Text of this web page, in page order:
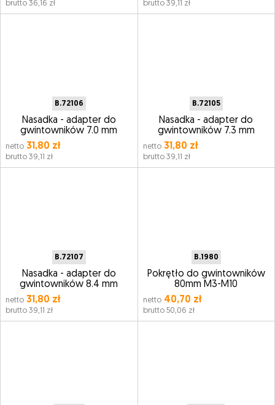
brutto 36,16 zł brutto 39,11 zł
B.72106
Nasadka - adapter do
gwintowników 7.0 mm
netto 31,80 zł
brutto 39,11 zł
B.72105
Nasadka - adapter do
gwintowników 7.3 mm
netto31,80 zł
brutto 39,11 zł
B.72107
Nasadka - adapter do
gwintowników 8.4 mm
netto 31,80 zł
brutto 39,11 zł
B.1980
Pokrętło do gwintowników
80mm M3-M10
netto40,70 zł
brutto 50,06 zł